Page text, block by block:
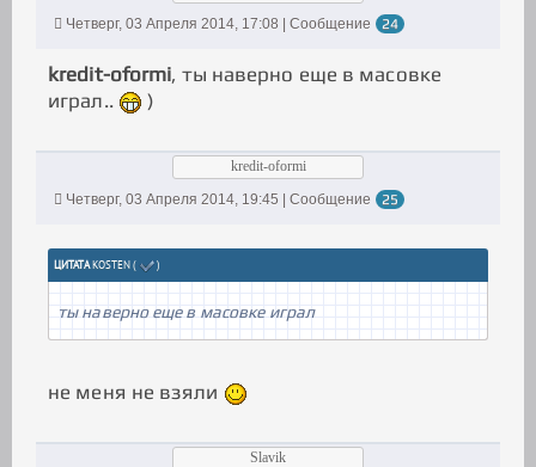
Четверг, 03 Апреля 2014, 17:08 | Сообщение
24
kredit-oformi, ты наверно еще в масовке
играл..
)
kredit-oformi
Четверг, 03 Апреля 2014, 19:45 | Сообщение
25
ЦИТАТАKOSTEN( )
ты наверно еще в масовке играл
не меня не взяли
Slavik